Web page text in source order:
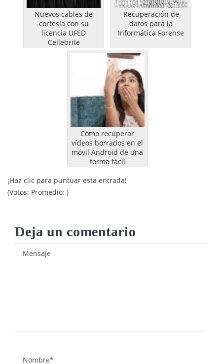
Nuevos cables de
cortesía con su
licencia UFED
Cellebrite
Recuperación de
datos para la
Informática Forense
Cómo recuperar
vídeos borrados en el
móvil Android de una
forma fácil
¡Haz clic para puntuar esta entrada!
(Votos: Promedio: )
Deja un comentario